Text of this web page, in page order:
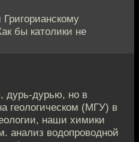
бы католики не
дурь-дурью, но в
геологическом (МГУ) в
наши химики
анализ водопроводной